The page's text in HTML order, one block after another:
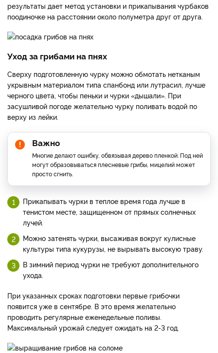
результаты дает метод установки и прикапывания чурбаков
поодиночке на расстоянии около полуметра друг от друга.
Уход за грибами на пнях
Сверху подготовленную чурку можно обмотать нетканым
укрывным материалом типа спанбонд или лутрасил, лучше
черного цвета, чтобы пеньки и чурки «дышали». При
засушливой погоде желательно чурку поливать водой по
верху из лейки.
Важно
Многие делают ошибку, обвязывая дерево пленкой. Под ней
могут образовываться плесневые грибы, мицелий может
просто сгнить.
Прикапывать чурки в теплое время года лучше в
тенистом месте, защищенном от прямых солнечных
лучей.
Можно затенять чурки, высаживая вокруг кулисные
культуры типа кукурузы, не вырывать высокую траву.
В зимний период чурки не требуют дополнительного
ухода.
При указанных сроках подготовки первые грибочки
появится уже в сентябре. В это время желательно
проводить регулярные еженедельные поливы.
Максимальный урожай следует ожидать на 2-3 год.